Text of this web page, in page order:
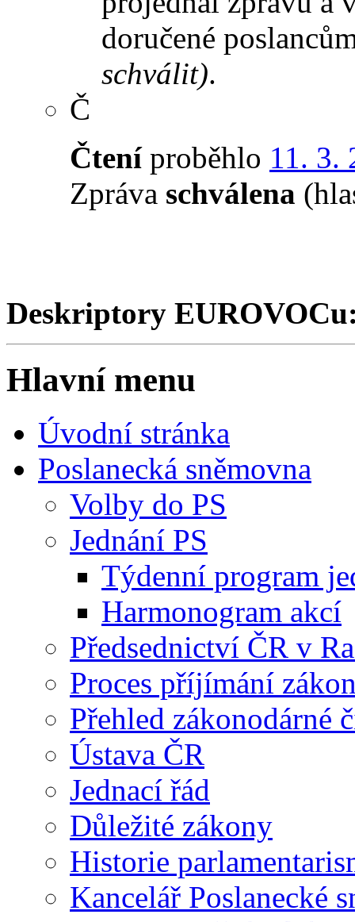
doručené
schválit).
Č
Čteníproběhlo 11. 3.
Zpráva schválena
Deskriptory
Hlavní menu
Úvodní stránka
Poslanecká sněmovna
Volby do PS
Jednání PS
Týdenní program
Harmonogram akcí
Předsednictví ČR v
Proces příjímání
Přehled zákonodárné
Ústava ČR
Jednací řád
Důležité zákony
Historie
Kancelář Poslanecké